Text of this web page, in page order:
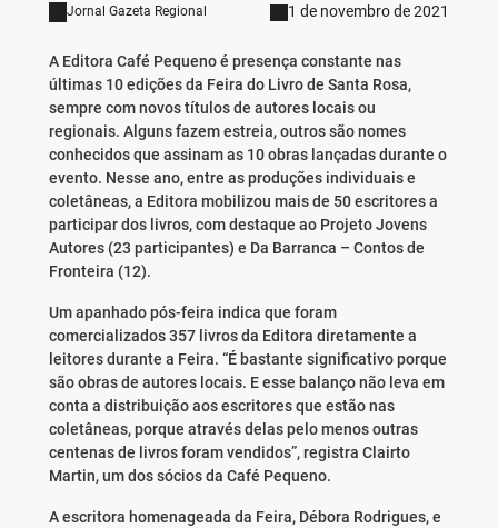
Jornal Gazeta Regional 1 de novembro de 2021
A Editora Café Pequeno é presença constante nas
últimas 10 edições da Feira do Livro de Santa Rosa,
sempre com novos títulos de autores locais ou
regionais. Alguns fazem estreia, outros são nomes
conhecidos que assinam as 10 obras lançadas durante o
evento. Nesse ano, entre as produções individuais e
coletâneas, a Editora mobilizou mais de 50 escritores a
participar dos livros, com destaque ao Projeto Jovens
Autores (23 participantes) e Da Barranca – Contos de
Fronteira (12).
Um apanhado pós-feira indica que foram
comercializados 357 livros da Editora diretamente a
leitores durante a Feira. “É bastante significativo porque
são obras de autores locais. E esse balanço não leva em
conta a distribuição aos escritores que estão nas
coletâneas, porque através delas pelo menos outras
centenas de livros foram vendidos”, registra Clairto
Martin, um dos sócios da Café Pequeno.
A escritora homenageada da Feira, Débora Rodrigues, e